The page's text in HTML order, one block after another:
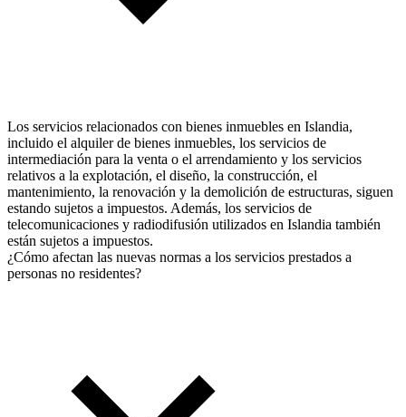
Los servicios relacionados con bienes inmuebles en Islandia,
incluido el alquiler de bienes inmuebles, los servicios de
intermediación para la venta o el arrendamiento y los servicios
relativos a la explotación, el diseño, la construcción, el
mantenimiento, la renovación y la demolición de estructuras, siguen
estando sujetos a impuestos. Además, los servicios de
telecomunicaciones y radiodifusión utilizados en Islandia también
están sujetos a impuestos.
¿Cómo afectan las nuevas normas a los servicios prestados a
personas no residentes?